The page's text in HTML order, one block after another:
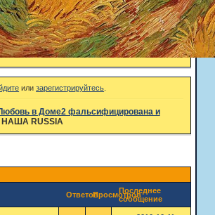
илизарегистрируйтесь
в Доме2 фальсифицирована и
НАША RUSSIA
ОтветовПросмотровПоследнее
сообщение